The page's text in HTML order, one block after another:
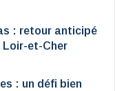
: retour anticipé
Loir-et-Cher
: un défi bien